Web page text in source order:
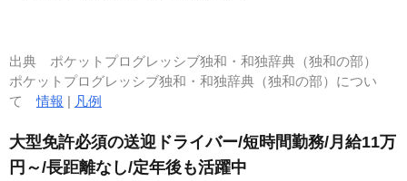
出典 ポケットプログレッシブ独和・和独辞典（独和の部）
ポケットプログレッシブ独和・和独辞典（独和の部）につい
て情報 | 凡例
大型免許必須の送迎ドライバー/短時間勤務/月給11万
円～/長距離なし/定年後も活躍中